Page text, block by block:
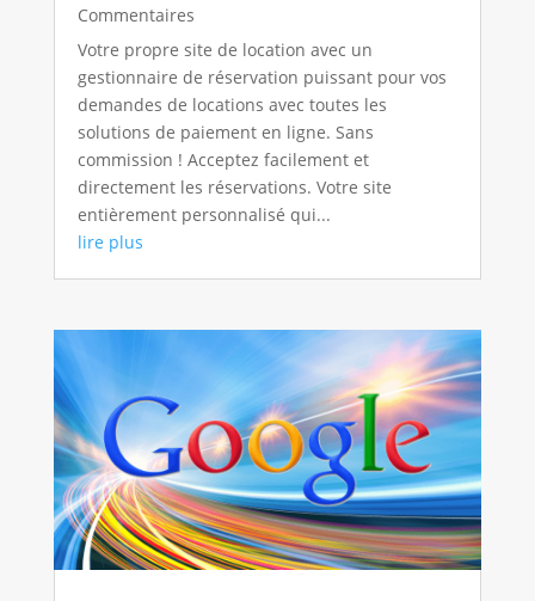
Commentaires
Votre propre site de location avec un
gestionnaire de réservation puissant pour vos
demandes de locations avec toutes les
solutions de paiement en ligne. Sans
commission ! Acceptez facilement et
directement les réservations. Votre site
entièrement personnalisé qui...
lire plus